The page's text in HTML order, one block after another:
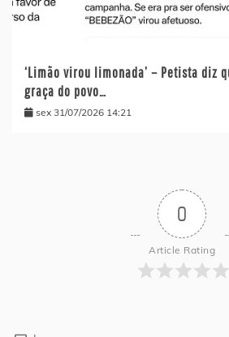
‘Limão virou limonada’ – Petista diz
graça do povo…
sex 31/07/2026 14:21
0
Article Rating